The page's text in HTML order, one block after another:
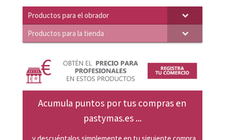
Productos para el obrador
Productos para la tienda
Acumula puntos por tus compras en
pastymas.es ...
...y descuéntalos simplemente en tu siguiente compra.